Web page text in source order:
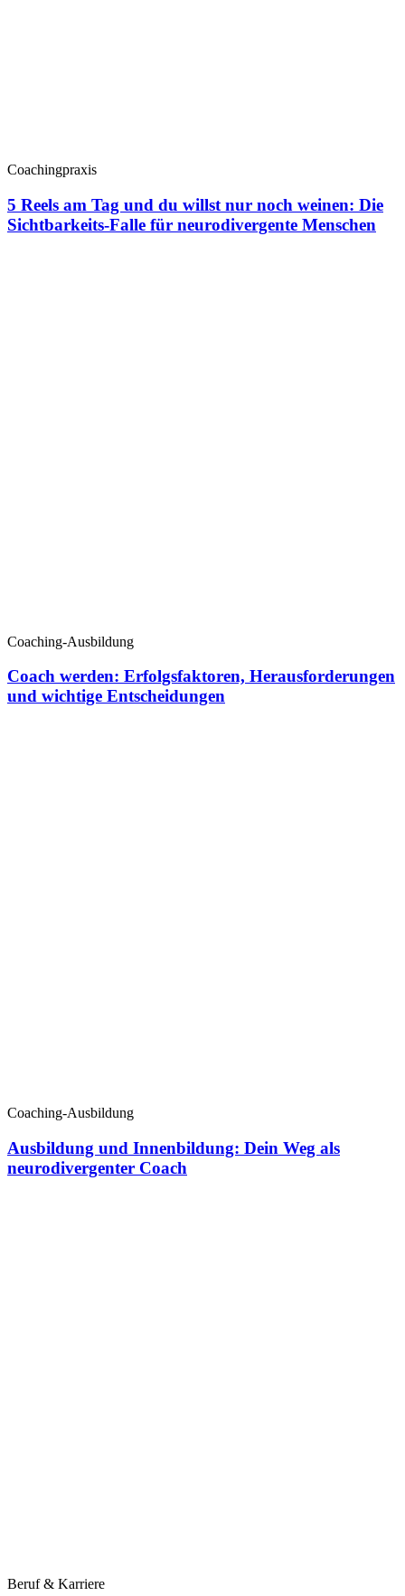
Coachingpraxis
5 Reels am Tag und du willst nur noch weinen: Die
Sichtbarkeits-Falle für neurodivergente Menschen
Coaching-Ausbildung
Coach werden: Erfolgsfaktoren, Herausforderungen
und wichtige Entscheidungen
Coaching-Ausbildung
Ausbildung und Innenbildung: Dein Weg als
neurodivergenter Coach
Beruf & Karriere